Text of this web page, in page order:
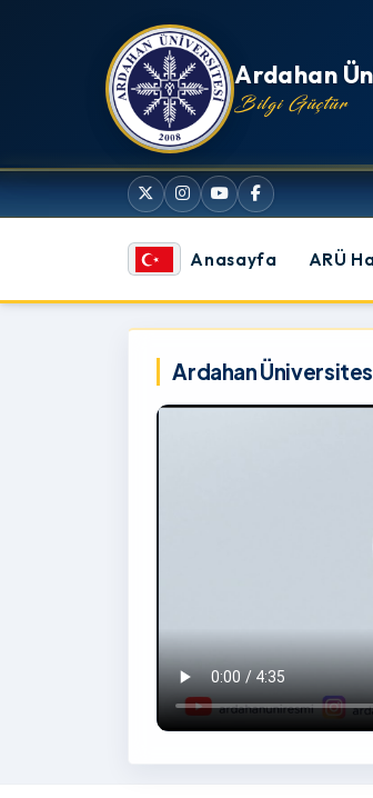
Ardahan
Bilgi Güçtür
Anasayfa ARÜ
Ardahan
Ardahan Üniversitesi
İzlemek